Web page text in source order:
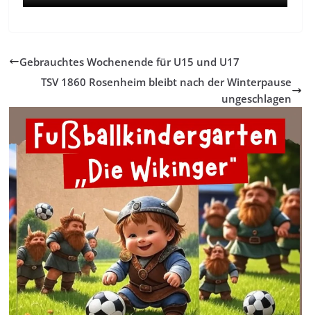
Gebrauchtes Wochenende für U15 und U17
TSV 1860 Rosenheim bleibt nach der Winterpause
ungeschlagen